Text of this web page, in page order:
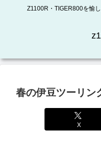
Z1100R・TIGER800を愉
春の伊豆ツーリン
X